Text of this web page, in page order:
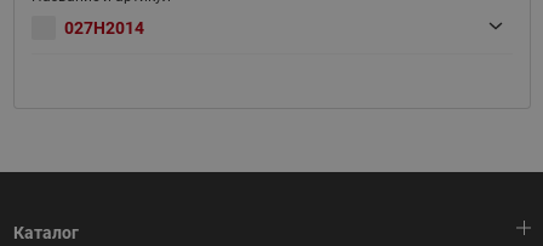
027H2014
Каталог